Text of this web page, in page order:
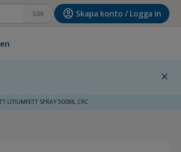
Sök account_circle Skapa konto / Logga in
close
LITIUMFETT SPRAY 500ML CRC